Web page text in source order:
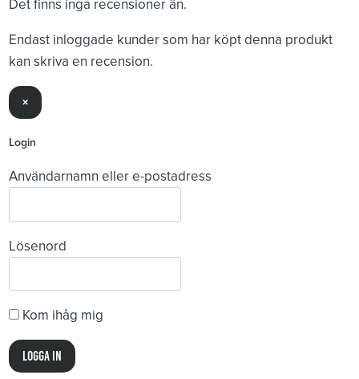
Det finns inga recensioner än.
Endast inloggade kunder som har köpt denna produkt
kan skriva en recension.
×
Login
Användarnamn eller e-postadress
Lösenord
Kom ihåg mig